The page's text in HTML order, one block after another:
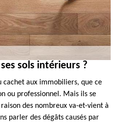
sols intérieurs ?
cachet aux immobiliers, que ce
ou professionnel. Mais ils se
des nombreux va-et-vient à
parler des dégâts causés par